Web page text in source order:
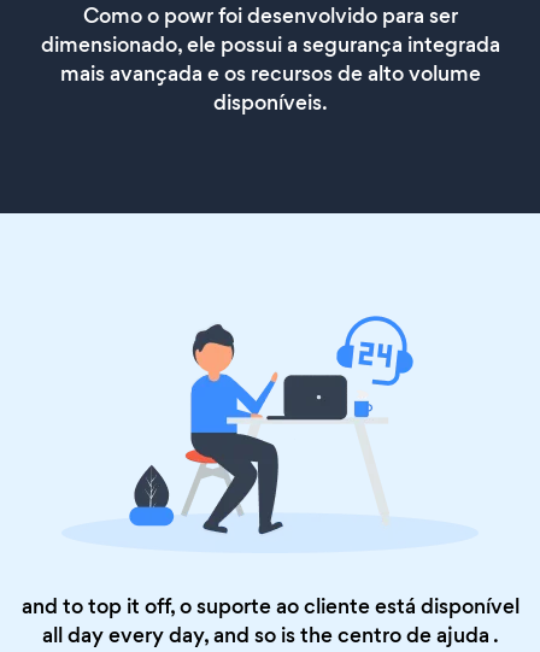
Como o powr foi desenvolvido para ser
dimensionado, ele possui a segurança integrada
mais avançada e os recursos de alto volume
disponíveis.
and to top it off, o suporte ao cliente está disponível
all day every day, and so is thecentro de ajuda .